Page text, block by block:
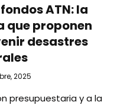
ATN: la
que proponen
desastres
2025
presupuestaria y a la